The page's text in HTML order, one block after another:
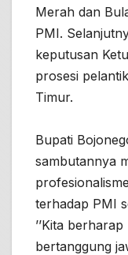
Merah dan
PMI.
keputusan
prosesi
Timur.
Bupati
sambutannya
terhadap PMI
’’Kita
bertanggung